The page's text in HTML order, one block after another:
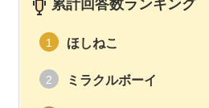
累計回答数ランキング
1 ほしねこ
2 ミラクルボーイ